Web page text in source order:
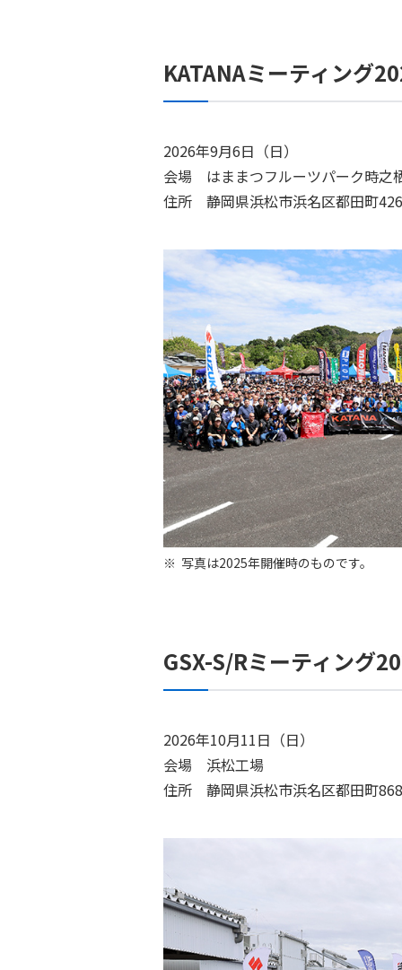
KATANAミーティング
2026年9月6日（日）
会場 はままつフルーツパーク時之
住所 静岡県浜松市浜名区都田町
写真は2025年開催時のものです。
GSX-S/Rミーティング
2026年10月11日（日）
会場 浜松工場
住所 静岡県浜松市浜名区都田町